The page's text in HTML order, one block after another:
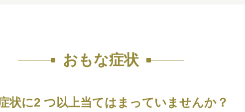
おもな症状
状に2 つ以上当てはまっていませんか？